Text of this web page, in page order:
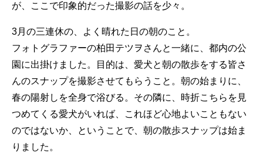
が、ここで印象的だった撮影の話を少々。
3月の三連休の、よく晴れた日の朝のこと。
フォトグラファーの柏田テツヲさんと一緒に、都内の公
園に出掛けました。目的は、愛犬と朝の散歩をする皆さ
んのスナップを撮影させてもらうこと。朝の始まりに、
春の陽射しを全身で浴びる。その隣に、時折こちらを見
つめてくる愛犬がいれば、これほど心地よいこともない
のではないか、ということで、朝の散歩スナップは始ま
りました。